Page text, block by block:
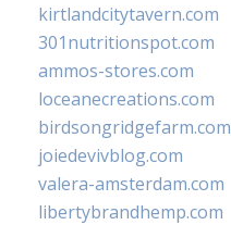
kirtlandcitytavern.com
301nutritionspot.com
ammos-stores.com
loceanecreations.com
birdsongridgefarm.com
joiedevivblog.com
valera-amsterdam.com
libertybrandhemp.com